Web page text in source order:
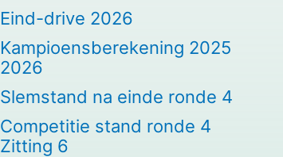
Eind-drive 2026
Kampioensberekening 2025
2026
Slemstand na einde ronde 4
Competitie stand ronde 4
Zitting 6